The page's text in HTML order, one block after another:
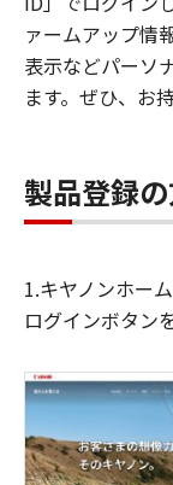
ァームアップ情
表示などパーソ
ます。ぜひ、お
製品登録
1.キヤノンホー
ログインボタン